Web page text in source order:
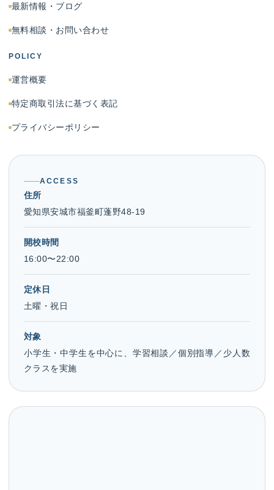
最新情報・ブログ
無料相談・お問い合わせ
POLICY
運営概要
特定商取引法に基づく表記
プライバシーポリシー
ACCESS
住所
愛知県安城市福釜町蓬野48-19
開校時間
16:00〜22:00
定休日
土曜・祝日
対象
小学生・中学生を中心に、学習相談／個別指導／少人数
クラスを実施